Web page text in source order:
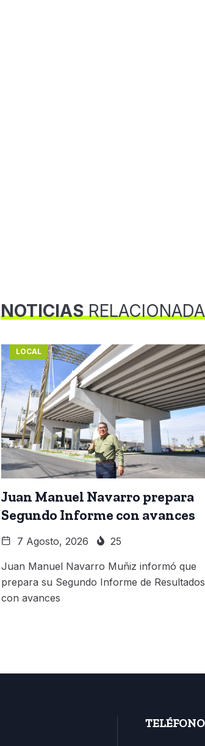
NOTICIAS
LOCAL
Juan Manuel Navarro prepara
Segundo Informe con avances
7 Agosto, 2026 25
Juan Manuel Navarro Muñiz informó que
prepara su Segundo Informe de
con avances